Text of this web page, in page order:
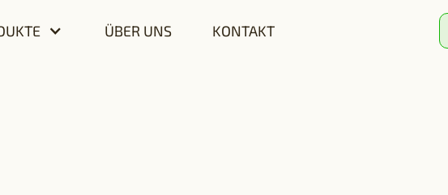
ÜBER UNS KONTAKT